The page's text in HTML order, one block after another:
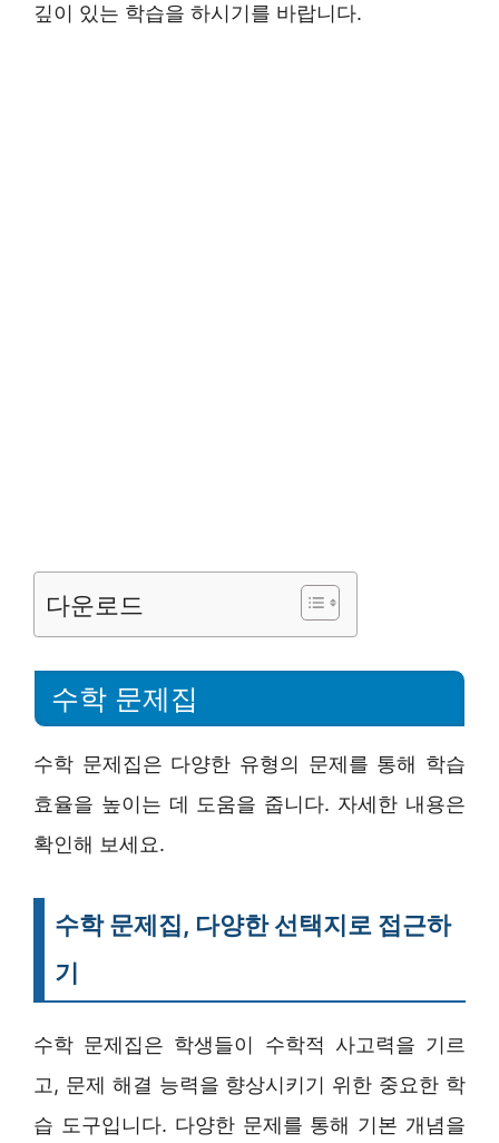
깊이 있는 학습을 하시기를 바랍니다.
다운로드
수학 문제집
수학 문제집은 다양한 유형의 문제를 통해 학습
효율을 높이는 데 도움을 줍니다. 자세한 내용은
확인해 보세요.
수학 문제집, 다양한 선택지로 접근하
기
수학 문제집은 학생들이 수학적 사고력을 기르
고, 문제 해결 능력을 향상시키기 위한 중요한 학
습 도구입니다. 다양한 문제를 통해 기본 개념을